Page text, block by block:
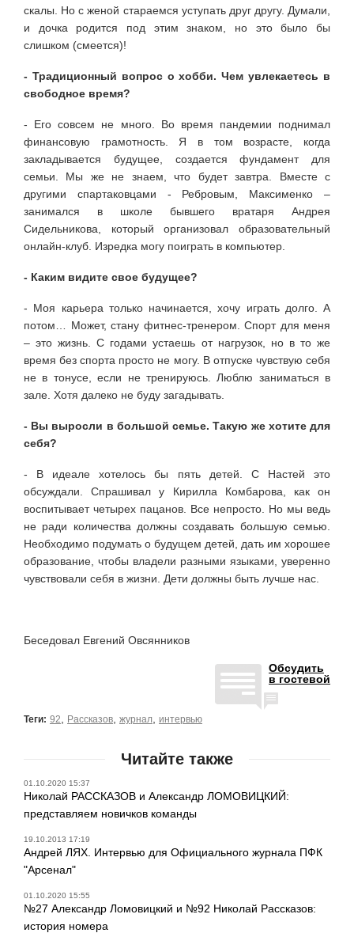
скалы. Но с женой стараемся уступать друг другу. Думали,
и дочка родится под этим знаком, но это было бы
слишком (смеется)!
- Традиционный вопрос о хобби. Чем увлекаетесь в
свободное время?
- Его совсем не много. Во время пандемии поднимал
финансовую грамотность. Я в том возрасте, когда
закладывается будущее, создается фундамент для
семьи. Мы же не знаем, что будет завтра. Вместе с
другими спартаковцами - Ребровым, Максименко –
занимался в школе бывшего вратаря Андрея
Сидельникова, который организовал образовательный
онлайн-клуб. Изредка могу поиграть в компьютер.
- Каким видите свое будущее?
- Моя карьера только начинается, хочу играть долго. А
потом… Может, стану фитнес-тренером. Спорт для меня
– это жизнь. С годами устаешь от нагрузок, но в то же
время без спорта просто не могу. В отпуске чувствую себя
не в тонусе, если не тренируюсь. Люблю заниматься в
зале. Хотя далеко не буду загадывать.
- Вы выросли в большой семье. Такую же хотите для
себя?
- В идеале хотелось бы пять детей. С Настей это
обсуждали. Спрашивал у Кирилла Комбарова, как он
воспитывает четырех пацанов. Все непросто. Но мы ведь
не ради количества должны создавать большую семью.
Необходимо подумать о будущем детей, дать им хорошее
образование, чтобы владели разными языками, уверенно
чувствовали себя в жизни. Дети должны быть лучше нас.
Беседовал Евгений Овсянников
Обсудить
в гостевой
Теги: 92 Рассказов журнал интервью
Читайте также
01.10.2020 15:37
Николай РАССКАЗОВ и Александр ЛОМОВИЦКИЙ:
представляем новичков команды
19.10.2013 17:19
Андрей ЛЯХ. Интервью для Официального журнала ПФК
"Арсенал"
01.10.2020 15:55
№27 Александр Ломовицкий и №92 Николай Рассказов:
история номера